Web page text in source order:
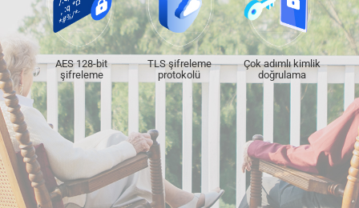
AES 128-bit
şifreleme
TLS şifreleme
protokolü
Çok adımlı kimlik
doğrulama